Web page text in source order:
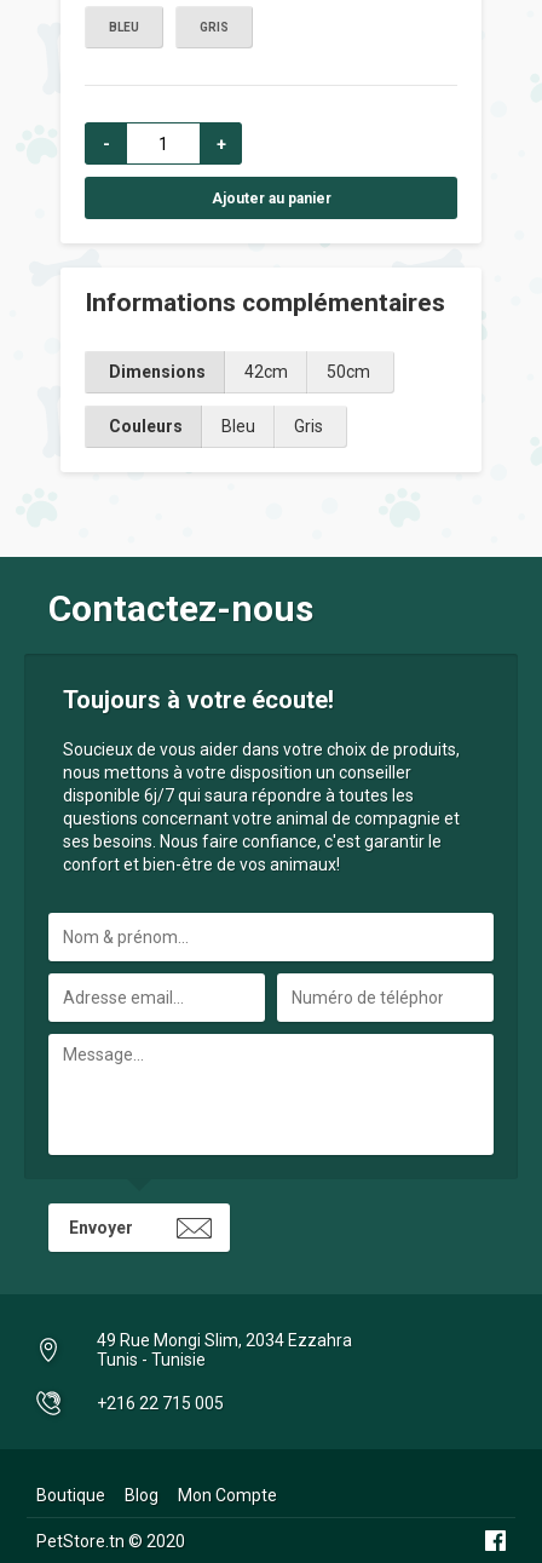
BLEU GRIS
- +
Ajouter au panier
Informations complémentaires
Dimensions 42cm 50cm
Couleurs Bleu Gris
Contactez-nous
Toujours à votre écoute!
Soucieux de vous aider dans votre choix de produits,
nous mettons à votre disposition un conseiller
disponible 6j/7 qui saura répondre à toutes les
questions concernant votre animal de compagnie et
ses besoins. Nous faire confiance, c'est garantir le
confort et bien-être de vos animaux!
49 Rue Mongi Slim, 2034 Ezzahra
Tunis - Tunisie
+216 22 715 005
PetStore.tn © 2020
Boutique Blog Mon Compte